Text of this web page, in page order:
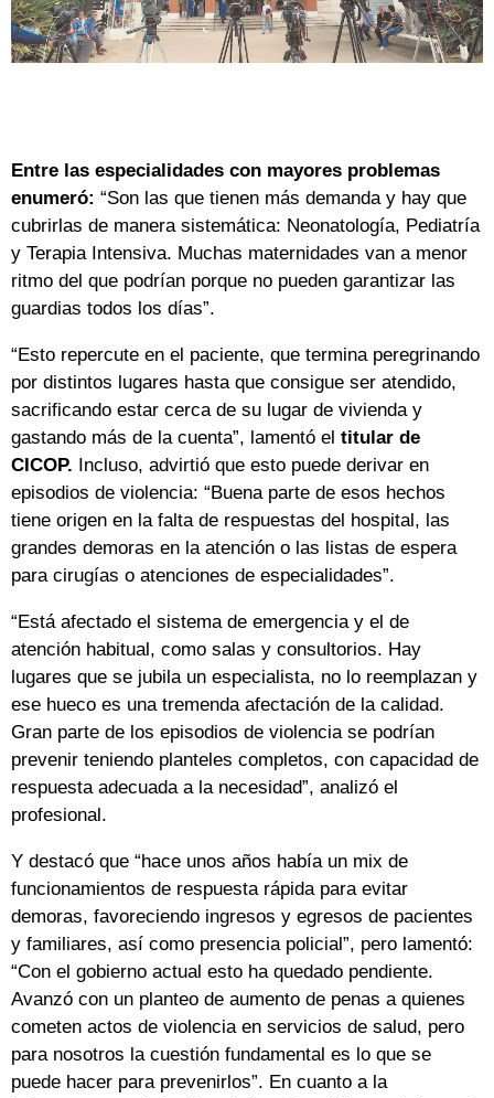
Entre las especialidades con mayores problemas
enumeró: “Son las que tienen más demanda y hay que
cubrirlas de manera sistemática: Neonatología, Pediatría
y Terapia Intensiva. Muchas maternidades van a menor
ritmo del que podrían porque no pueden garantizar las
guardias todos los días”.
“Esto repercute en el paciente, que termina peregrinando
por distintos lugares hasta que consigue ser atendido,
sacrificando estar cerca de su lugar de vivienda y
gastando más de la cuenta”, lamentó el titular de
CICOP. Incluso, advirtió que esto puede derivar en
episodios de violencia: “Buena parte de esos hechos
tiene origen en la falta de respuestas del hospital, las
grandes demoras en la atención o las listas de espera
para cirugías o atenciones de especialidades”.
“Está afectado el sistema de emergencia y el de
atención habitual, como salas y consultorios. Hay
lugares que se jubila un especialista, no lo reemplazan y
ese hueco es una tremenda afectación de la calidad.
Gran parte de los episodios de violencia se podrían
prevenir teniendo planteles completos, con capacidad de
respuesta adecuada a la necesidad”, analizó el
profesional.
Y destacó que “hace unos años había un mix de
funcionamientos de respuesta rápida para evitar
demoras, favoreciendo ingresos y egresos de pacientes
y familiares, así como presencia policial”, pero lamentó:
“Con el gobierno actual esto ha quedado pendiente.
Avanzó con un planteo de aumento de penas a quienes
cometen actos de violencia en servicios de salud, pero
para nosotros la cuestión fundamental es lo que se
puede hacer para prevenirlos”. En cuanto a la